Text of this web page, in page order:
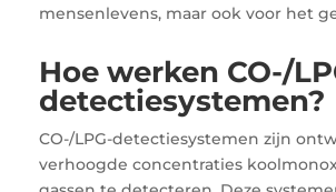
mensenlevens, maar ook voor het
Hoe werken CO-/
detectiesystemen?
CO-/LPG-detectiesystemen zijn
verhoogde concentraties